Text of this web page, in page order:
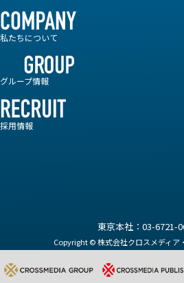
私たちについて
グループ情報
採用情報
東京本社：03-6721-
Copyright © 株式会社クロスメディア